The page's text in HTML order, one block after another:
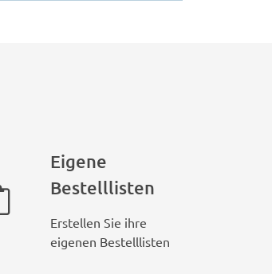
Eigene
Bestelllisten
Erstellen Sie ihre
eigenen Bestelllisten